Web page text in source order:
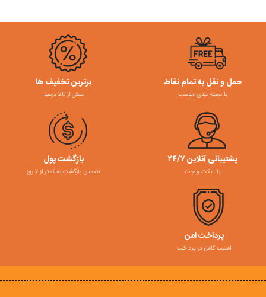
حمل و نقل به تمام نقاط
با بسته بندی مناسب
برترین تخفیف ها
بیش از 20 درصد
پشتیبانی آنلاین ۲۴/۷
با تیکت و چت
بازگشت پول
تضمین بازگشت به کمتر از ۷ روز
پرداخت امن
امنیت کامل در پرداخت